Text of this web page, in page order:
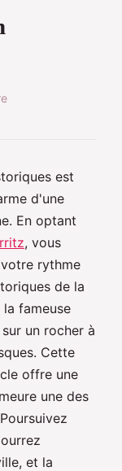
est
d'une
En optant
, vous
rythme
de la
fameuse
un rocher à
Cette
offre une
une des
et la